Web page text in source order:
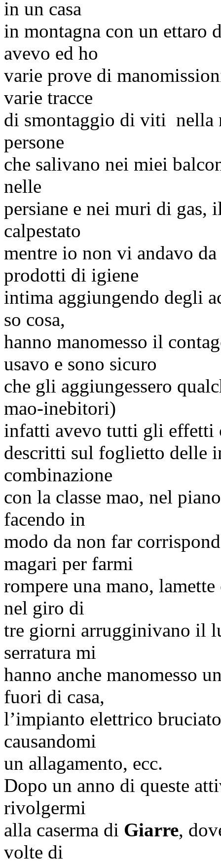
in un casa
in montagna con un ettaro
avevo ed ho
varie prove di
varie tracce
di smontaggio di viti nella
persone
che salivano nei miei
nelle
persiane e nei muri di gas,
calpestato
mentre io non vi andavo
prodotti di igiene
intima aggiungendo degli
so cosa,
hanno manomesso il
usavo e sono sicuro
che gli aggiungessero
mao-inebitori)
infatti avevo tutti gli effetti
descritti sul foglietto delle
combinazione
con la classe mao, nel
facendo in
modo da non far
magari per farmi
rompere una mano,
nel giro di
tre giorni arrugginivano il
serratura mi
hanno anche manomesso
fuori di casa,
l’impianto elettrico
causandomi
un allagamento, ecc.
Dopo un anno di queste
rivolgermi
alla caserma di Giarre,
volte di